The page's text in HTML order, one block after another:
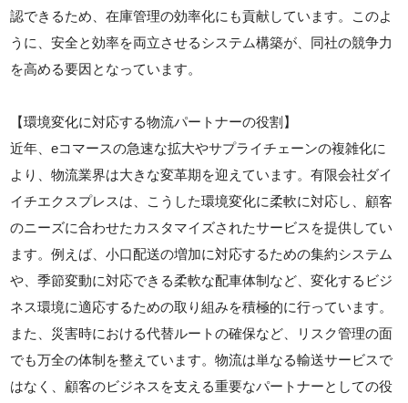
認できるため、在庫管理の効率化にも貢献しています。このよ
うに、安全と効率を両立させるシステム構築が、同社の競争力
を高める要因となっています。
【環境変化に対応する物流パートナーの役割】
近年、eコマースの急速な拡大やサプライチェーンの複雑化に
より、物流業界は大きな変革期を迎えています。有限会社ダイ
イチエクスプレスは、こうした環境変化に柔軟に対応し、顧客
のニーズに合わせたカスタマイズされたサービスを提供してい
ます。例えば、小口配送の増加に対応するための集約システム
や、季節変動に対応できる柔軟な配車体制など、変化するビジ
ネス環境に適応するための取り組みを積極的に行っています。
また、災害時における代替ルートの確保など、リスク管理の面
でも万全の体制を整えています。物流は単なる輸送サービスで
はなく、顧客のビジネスを支える重要なパートナーとしての役